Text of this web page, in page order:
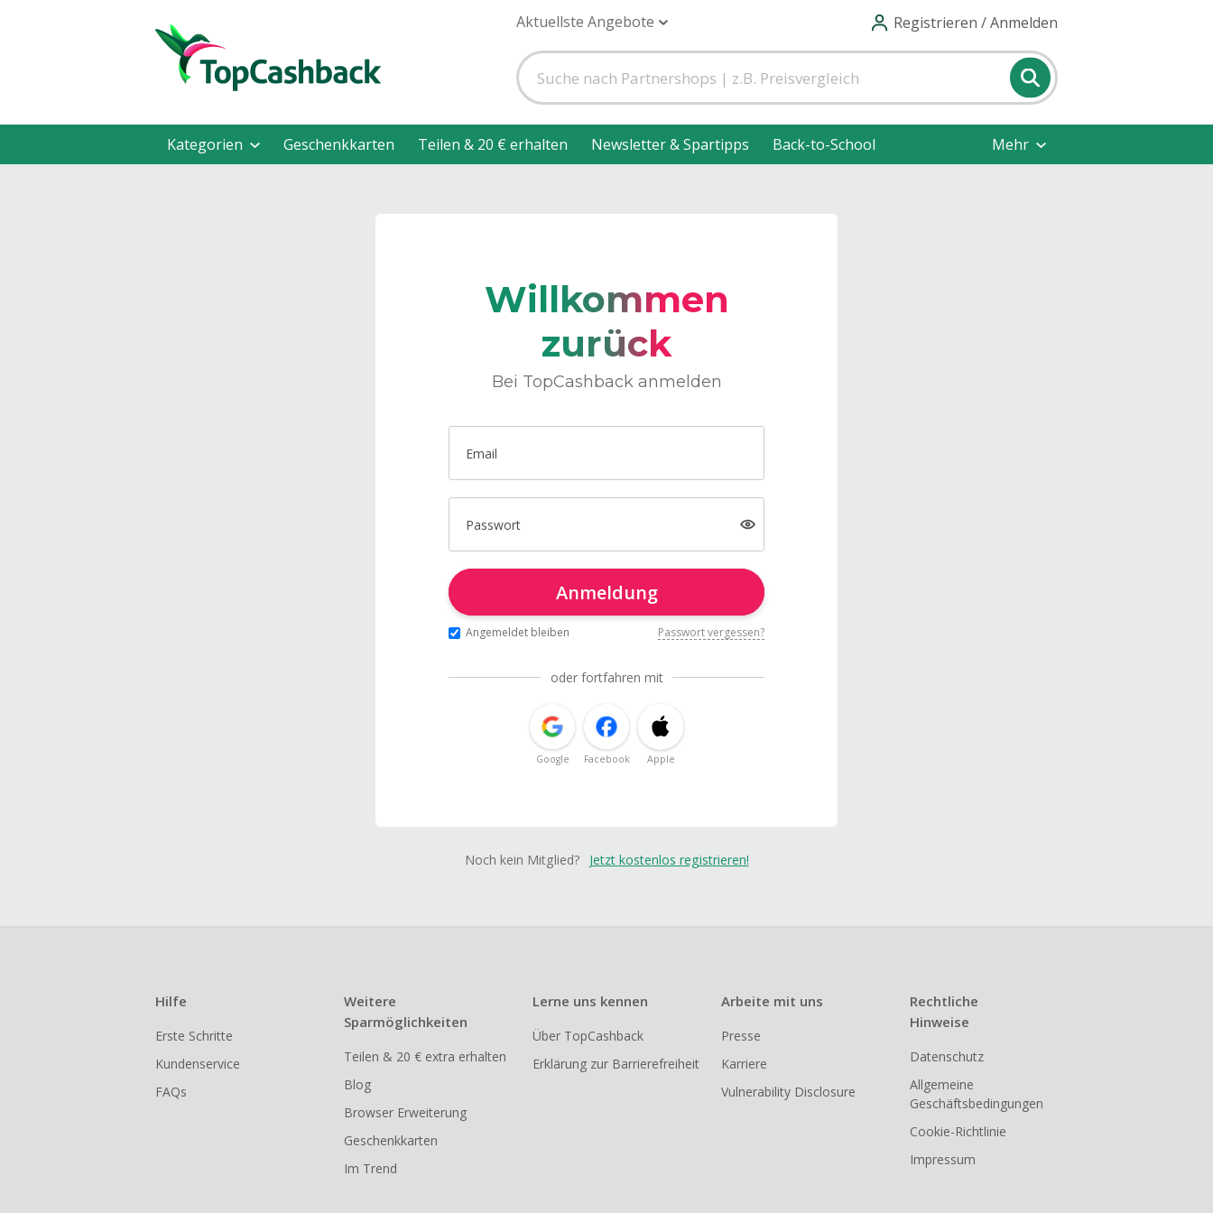
Aktuellste Angebote Registrieren / Anmelden
Kategorien Geschenkkarten Teilen & 20 € erhalten Newsletter & Spartipps Back-to-School Mehr
Willkommen
zurück
Bei TopCashback anmelden
Email
Passwort
Anmeldung
Angemeldet bleiben Passwort vergessen?
oder fortfahren mit
Google Facebook Apple
Noch kein Mitglied? Jetzt kostenlos registrieren!
Hilfe
Erste Schritte
Kundenservice
FAQs
Weitere
Sparmöglichkeiten
Teilen & 20 € extra erhalten
Blog
Browser Erweiterung
Geschenkkarten
Im Trend
Lerne uns kennen
Über TopCashback
Erklärung zur Barrierefreiheit
Arbeite mit uns
Presse
Karriere
Vulnerability Disclosure
Rechtliche
Hinweise
Datenschutz
Allgemeine
Geschäftsbedingungen
Cookie-Richtlinie
Impressum